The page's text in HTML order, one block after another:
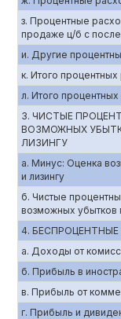
з. Процентные
продаже ц/б с
и. Другие
к. Итого
л. Итого
3. ЧИСТЫЕ
ВОЗМОЖНЫХ
ЛИЗИНГУ
а. Минус: Оценка
и лизингу
б. Чистые
возможных убытков
4.
а. Доходы от
б. Прибыль в
в. Прибыль от
г. Прибыль и